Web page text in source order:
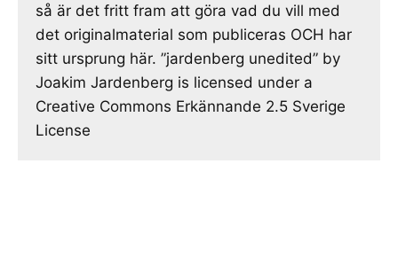
så är det fritt fram att göra vad du vill med
det originalmaterial som publiceras OCH har
sitt ursprung här. ”jardenberg unedited” by
Joakim Jardenberg is licensed under a
Creative Commons Erkännande 2.5 Sverige
License